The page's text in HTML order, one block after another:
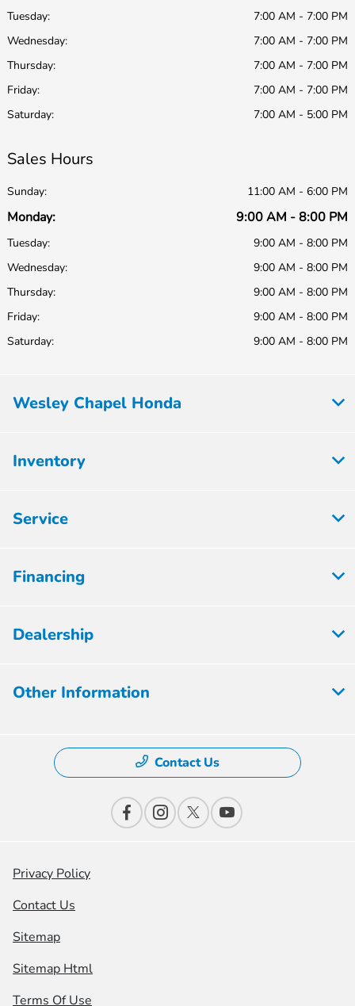
Tuesday:
7:00 AM - 7:00 PM
Wednesday:
7:00 AM - 7:00 PM
Thursday:
7:00 AM - 7:00 PM
Friday:
7:00 AM - 7:00 PM
Saturday:
7:00 AM - 5:00 PM
Sales Hours
Sunday: 11:00 AM - 6:00 PM
Monday: 9:00 AM - 8:00 PM
Tuesday:
9:00 AM - 8:00 PM
Wednesday:
9:00 AM - 8:00 PM
Thursday:
9:00 AM - 8:00 PM
Friday:
9:00 AM - 8:00 PM
Saturday:
9:00 AM - 8:00 PM
Wesley Chapel Honda
Inventory
Service
Financing
Dealership
Other Information
Contact Us
Privacy Policy
Contact Us
Sitemap
Sitemap Html
Terms Of Use